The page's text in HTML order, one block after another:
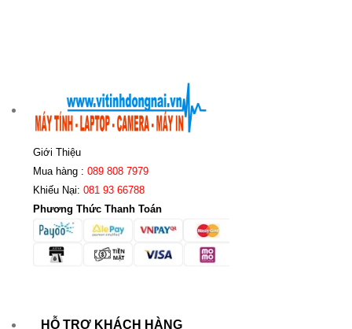
Giới Thiệu
Mua hàng : 089 808 7979
Khiếu Nại: 081 93 66788
Phương Thức Thanh Toán
HỖ TRỢ KHÁCH HÀNG